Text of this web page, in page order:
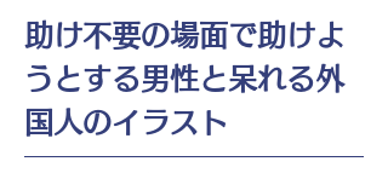
助け不要の場面で助けよ
うとする男性と呆れる外
国人のイラスト